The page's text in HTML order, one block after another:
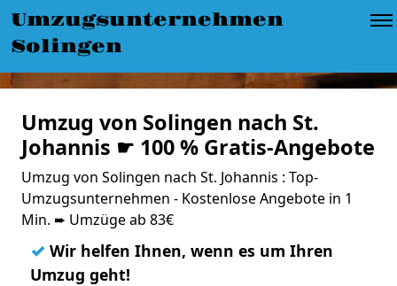
Umzugsunternehmen
Solingen
Umzug von Solingen nach St.
Johannis ☛ 100 % Gratis-Angebote
Umzug von Solingen nach St. Johannis : Top-
Umzugsunternehmen - Kostenlose Angebote in 1
Min. ➨ Umzüge ab 83€
✓ Wir helfen Ihnen, wenn es um Ihren
Umzug geht!